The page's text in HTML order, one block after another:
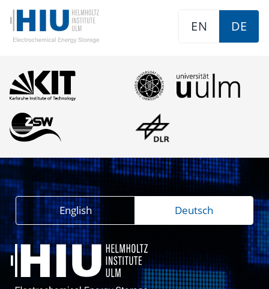
EN DE
English Deutsch